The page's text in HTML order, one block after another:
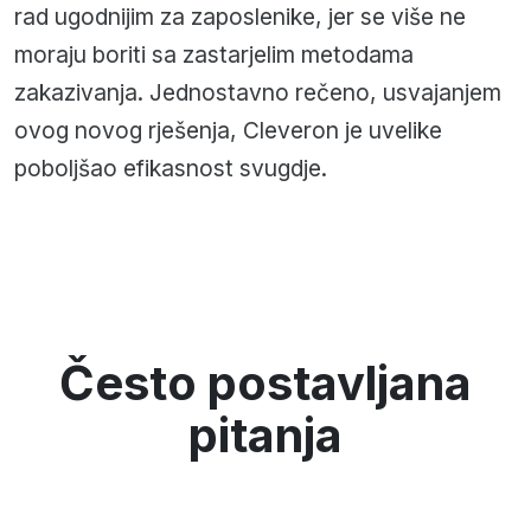
rad ugodnijim za zaposlenike, jer se više ne
moraju boriti sa zastarjelim metodama
zakazivanja. Jednostavno rečeno, usvajanjem
ovog novog rješenja, Cleveron je uvelike
poboljšao efikasnost svugdje.
Često postavljana
pitanja